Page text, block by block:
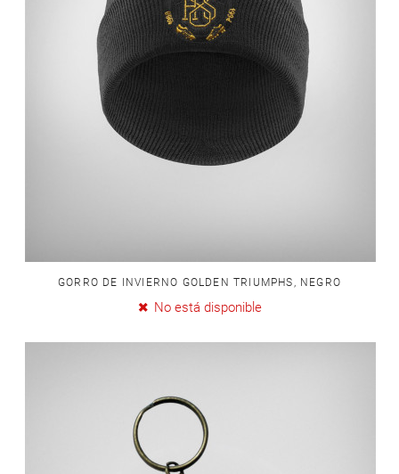
GORRO DE INVIERNO GOLDEN TRIUMPHS, NEGRO
No está disponible